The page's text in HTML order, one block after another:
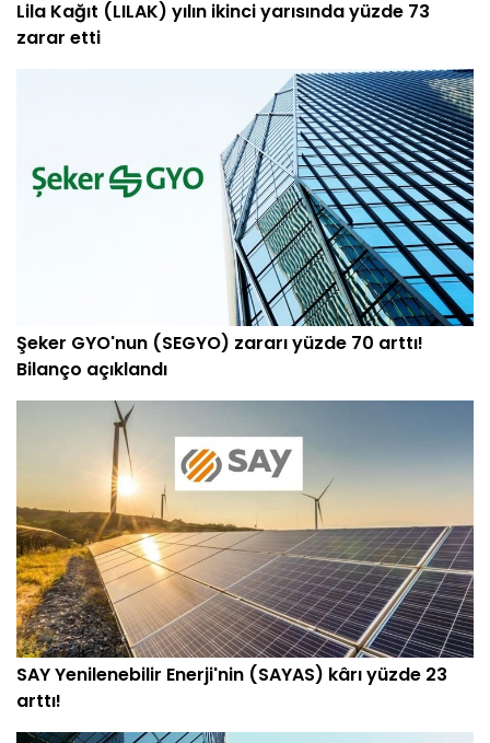
Lila Kağıt (LILAK) yılın ikinci yarısında yüzde 73
zarar etti
Şeker GYO'nun (SEGYO) zararı yüzde 70 arttı!
Bilanço açıklandı
SAY Yenilenebilir Enerji'nin (SAYAS) kârı yüzde 23
arttı!